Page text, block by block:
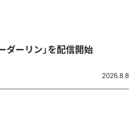
ダーリン」を配信開始
2026.8.8